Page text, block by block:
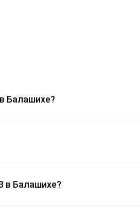
Балашихе?
в Балашихе?